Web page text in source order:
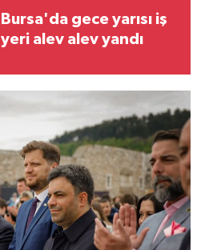
Bursa'da gece yarısı iş
yeri alev alev yandı